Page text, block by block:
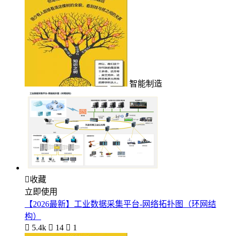
智能制造
收藏
立即使用
【2026最新】工业数据采集平台-网络拓扑图（环网结
构）
 5.4k  14  1